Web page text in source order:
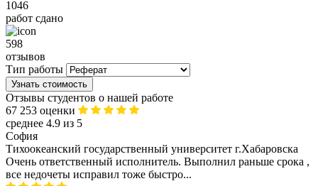
1046
работ сдано
598
отзывов
Тип работы
Узнать стоимость
Отзывы студентов о нашей работе
67 253 оценки
среднее 4.9 из 5
София
Тихоокеанский государственный университет г.Хабаровска
Очень ответственный исполнитель. Выполнил раньше срока ,
все недочеты исправил тоже быстро...